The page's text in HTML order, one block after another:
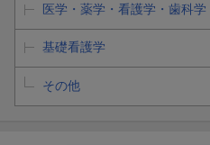
医学・薬学・看護学・歯科学
基礎看護学
その他